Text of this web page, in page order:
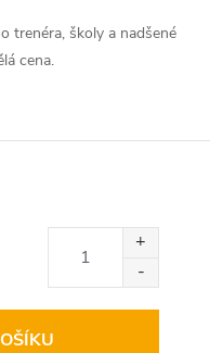
trenéra, školy a nadšené
cena.